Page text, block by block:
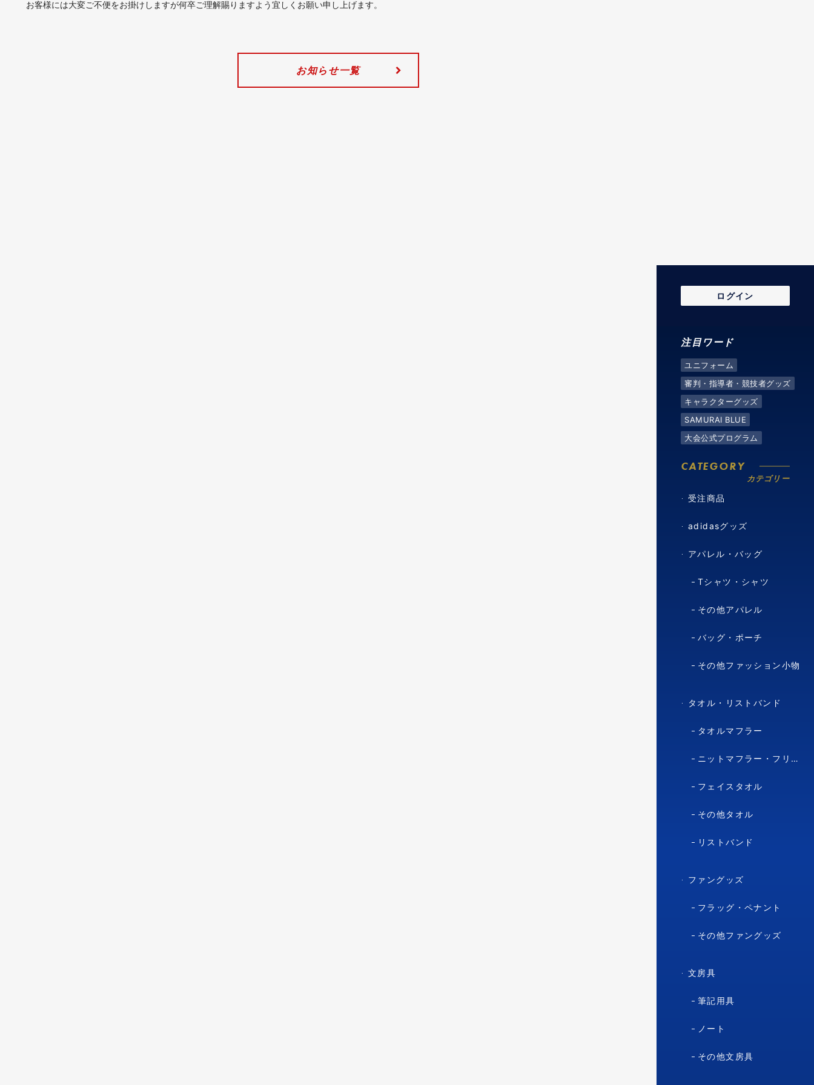
ログイン
注目ワード
ユニフォーム
審判・指導者・競技者グッズ
キャラクターグッズ
SAMURAI BLUE
大会公式プログラム
CATEGORY
カテゴリー
受注商品
adidasグッズ
アパレル・バッグ
Tシャツ・シャツ
その他アパレル
バッグ・ポーチ
その他ファッション小物
タオル・リストバンド
タオルマフラー
ニットマフラー・フリースマフラー
フェイスタオル
その他タオル
リストバンド
ファングッズ
フラッグ・ペナント
その他ファングッズ
文房具
筆記用具
ノート
その他文房具
お客様には大変ご不便をお掛けしますが何卒ご理解賜りますよう宜しくお願い申し上げます。
お知らせ一覧